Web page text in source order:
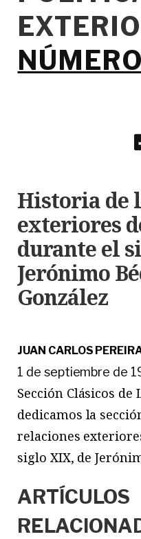
Historia de
exteriores
durante el
Jerónimo
González
JUAN CARLOS
1 de septiembre de
Sección Clásicos de
dedicamos la
relaciones
siglo XIX, de
ARTÍCULOS